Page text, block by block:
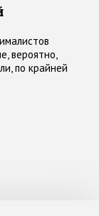
вероятно,
по крайней